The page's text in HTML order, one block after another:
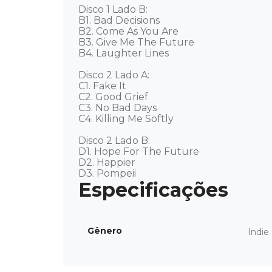
Disco 1 Lado B:
B1. Bad Decisions
B2. Come As You Are
B3. Give Me The Future
B4. Laughter Lines
Disco 2 Lado A:
C1. Fake It
C2. Good Grief
C3. No Bad Days
C4. Killing Me Softly
Disco 2 Lado B:
D1. Hope For The Future
D2. Happier
D3. Pompeii
Gênero Indie